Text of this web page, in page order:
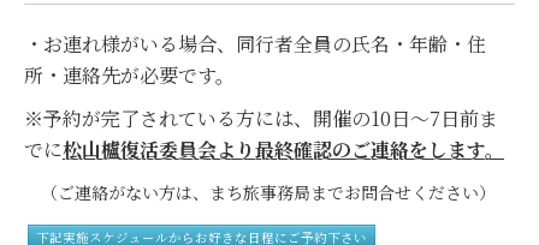
・お連れ様がいる場合、同行者全員の氏名・年齢・住
所・連絡先が必要です。
※予約が完了されている方には、開催の10日～7日前ま
でに松山櫨復活委員会より最終確認のご連絡をします。
（ご連絡がない方は、まち旅事務局までお問合せください）
下記実施スケジュールからお好きな日程にご予約下さい